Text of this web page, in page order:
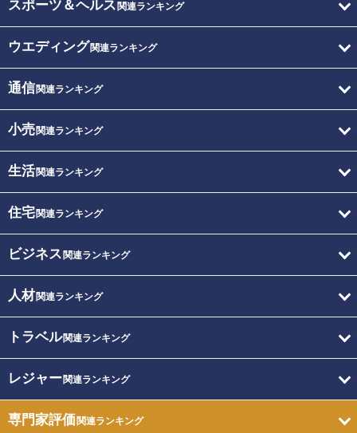
スポーツ＆ヘルス 関連ランキング
ウエディング関連ランキング
通信関連ランキング
小売関連ランキング
生活関連ランキング
住宅関連ランキング
ビジネス 関連ランキング
人材関連ランキング
トラベル関連ランキング
レジャー関連ランキング
専門家評価関連ランキング